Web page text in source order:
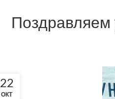
Поздравляем
22
ОКТ